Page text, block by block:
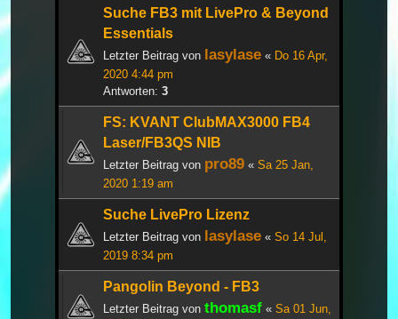
Suche FB3 mit LivePro & Beyond
Essentials
Letzter Beitrag von lasylase « Do 16 Apr,
2020 4:44 pm
Antworten: 3
FS: KVANT ClubMAX3000 FB4
Laser/FB3QS NIB
Letzter Beitrag von pro89 « Sa 25 Jan,
2020 1:19 am
Suche LivePro Lizenz
Letzter Beitrag von lasylase « So 14 Jul,
2019 8:34 pm
Pangolin Beyond - FB3
Letzter Beitrag von thomasf « Sa 01 Jun,